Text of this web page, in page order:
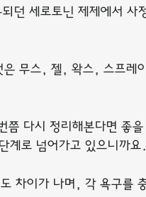
던 세로토닌 제제에서 사
은 무스, 젤, 왁스, 스프레
쯤 다시 정리해본다면 좋
계로 넘어가고 있으니까요.
차이가 나며, 각 욕구를